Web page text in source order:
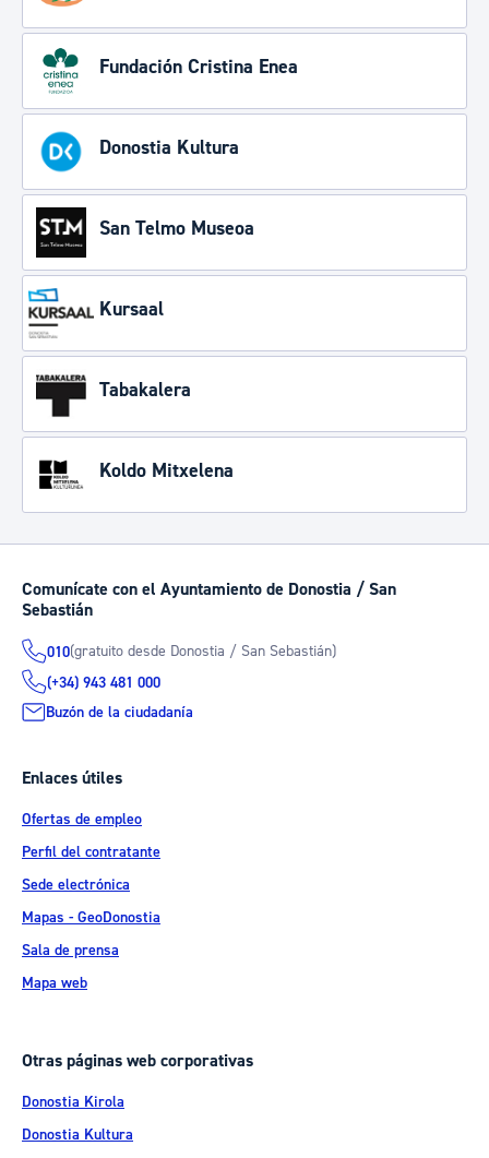
Fundación Cristina Enea
Donostia Kultura
San Telmo Museoa
Kursaal
Tabakalera
Koldo Mitxelena
Comunícate con el Ayuntamiento de Donostia / San
Sebastián
010(gratuito desde Donostia / San Sebastián)
(+34) 943 481 000
Buzón de la ciudadanía
Enlaces útiles
Ofertas de empleo
Perfil del contratante
Sede electrónica
Mapas - GeoDonostia
Sala de prensa
Mapa web
Otras páginas web corporativas
Donostia Kirola
Donostia Kultura